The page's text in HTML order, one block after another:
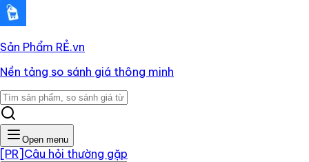
Sản Phẩm RẺ.vn
Nền tảng so sánh giá thông minh
Open menu
[PR] Câu hỏi thường gặp